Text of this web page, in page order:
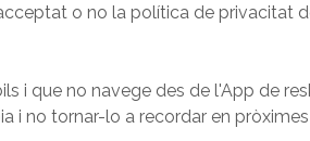
o no la política de privacitat
i que no navege des de l'App de
i no tornar-lo a recordar en